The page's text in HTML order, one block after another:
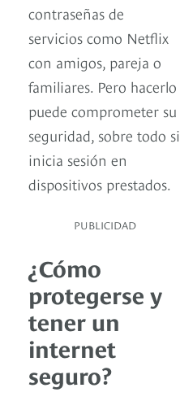
contraseñas de
servicios como Netflix
con amigos, pareja o
familiares. Pero hacerlo
puede comprometer su
seguridad, sobre todo si
inicia sesión en
dispositivos prestados.
PUBLICIDAD
¿Cómo
protegerse y
tener un
internet
seguro?